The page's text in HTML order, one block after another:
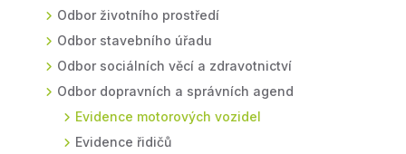
Odbor životního prostředí
Odbor stavebního úřadu
Odbor sociálních věcí a zdravotnictví
Odbor dopravních a správních agend
Evidence motorových vozidel
Evidence řidičů